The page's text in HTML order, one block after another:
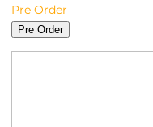
Pre Order
Pre Order